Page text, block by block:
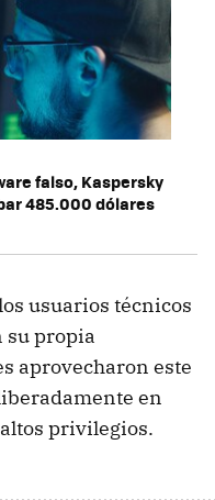
falso, Kaspersky
485.000 dólares
usuarios técnicos
su propia
aprovecharon este
en
privilegios.